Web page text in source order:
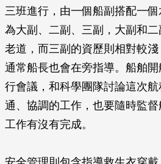
三班進行，由一個船副搭配一
為大副、二副、三副，大副和
老道，而三副的資歷則相對較淺
通常船長也會在旁指導。船舶
行會議，和科學團隊討論這次
通、協調的工作，也要隨時監
工作有沒有完成。